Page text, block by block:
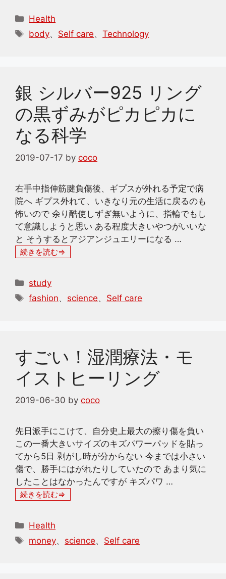
カ
テ
Health
タ
body、 Self care、Technology
銀 シルバー925 リング
の黒ずみがピカピカに
なる科学
2019-07-17 by coco
右手中指伸筋腱負傷後、ギプスが外れる予定で病
院へ ギプス外れて、いきなり元の生活に戻るのも
怖いので 余り酷使しずぎ無いように、指輪でもし
て意識しようと思い ある程度大きいやつがいいな
と そうするとアジアンジュエリーになる …
続きを読む
カ
テ
study
タ
fashion、 science、 Self care
すごい！湿潤療法・モ
イストヒーリング
2019-06-30 by coco
先日派手にこけて、自分史上最大の擦り傷を負い
この一番大きいサイズのキズパワーパッドを貼っ
てから5日 剥がし時が分からない 今までは小さい
傷で、勝手にはがれたりしていたので あまり気に
したことはなかったんですが キズパワ …
続きを読む
カ
テ
Health
タ
money、 science、 Self care